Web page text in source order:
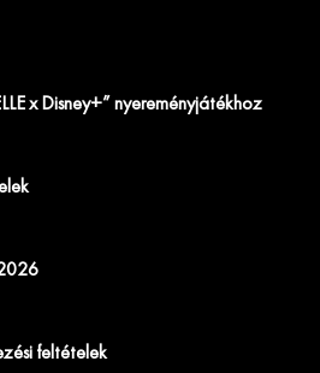
x Disney+” nyereményjátékhoz
feltételek